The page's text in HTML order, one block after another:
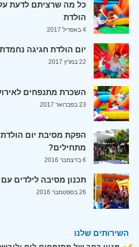
כל מה שרציתם לדעת
הולדת
4 באפריל 2017
יום הולדת חגיגה נחמדת
22 במרץ 2017
השכרת מתנפחים
23 בפברואר 2017
הפקת מסיבת יום
מתחילים?
6 בדצמבר 2016
תכנון מסיבה לילדים עם
26 בספטמבר 2016
השירותים שלנו